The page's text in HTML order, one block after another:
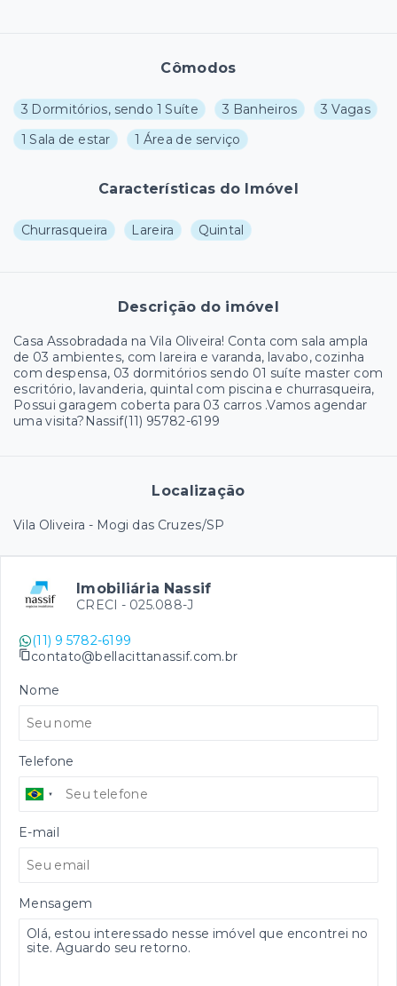
Cômodos
3 Dormitórios, sendo 1 Suíte 3 Banheiros
3 Vagas
1 Sala de estar
1 Área de serviço
Características do Imóvel
Churrasqueira Lareira Quintal
Descrição do imóvel
Casa Assobradada na Vila Oliveira! Conta com sala ampla
de 03 ambientes, com lareira e varanda, lavabo, cozinha
com despensa, 03 dormitórios sendo 01 suíte master com
escritório, lavanderia, quintal com piscina e churrasqueira,
Possui garagem coberta para 03 carros .Vamos agendar
uma visita?Nassif(11) 95782-6199
Localização
Vila Oliveira - Mogi das Cruzes/SP
Imobiliária Nassif
CRECI - 025.088-J
(11) 9 5782-6199
contato@bellacittanassif.com.br
Nome
Telefone
E-mail
Mensagem